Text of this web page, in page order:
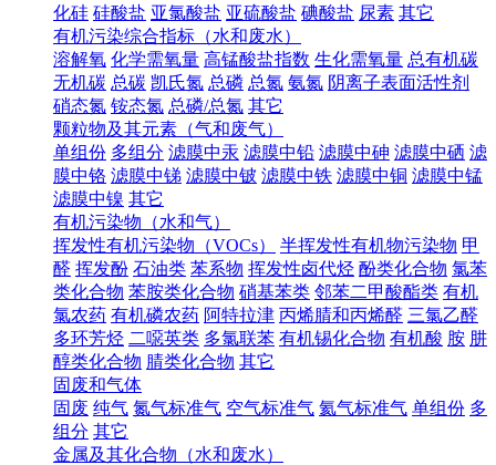
化硅 硅酸盐 亚氯酸盐 亚硫酸盐 碘酸盐 尿素 其它
有机污染综合指标（水和废水）
溶解氧 化学需氧量 高锰酸盐指数 生化需氧量 总有机碳
无机碳 总碳 凯氏氮 总磷 总氮 氨氮 阴离子表面活性剂
硝态氮 铵态氮 总磷/总氮 其它
颗粒物及其元素（气和废气）
单组份 多组分 滤膜中汞 滤膜中铅 滤膜中砷 滤膜中硒 滤
膜中铬 滤膜中锑 滤膜中铍 滤膜中铁 滤膜中铜 滤膜中锰
滤膜中镍 其它
有机污染物（水和气）
挥发性有机污染物（VOCs）
半挥发性有机物污染物 甲
醛 挥发酚 石油类 苯系物 挥发性卤代烃 酚类化合物 氯苯
类化合物 苯胺类化合物 硝基苯类 邻苯二甲酸酯类 有机
氯农药 有机磷农药 阿特拉津 丙烯腈和丙烯醛 三氯乙醛
多环芳烃 二噁英类 多氯联苯 有机锡化合物 有机酸 胺 肼
醇类化合物 腈类化合物 其它
固废和气体
固废 纯气 氮气标准气 空气标准气 氦气标准气 单组份 多
组分 其它
金属及其化合物（水和废水）